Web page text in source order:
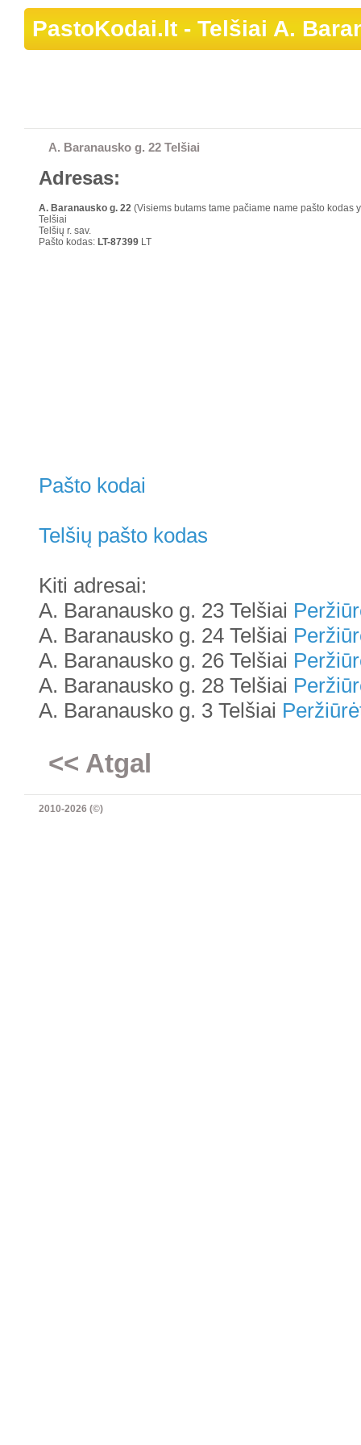
PastoKodai.lt - Telšiai A.
A. Baranausko g. 22 Telšiai
Adresas:
A. Baranausko g. 22 (Visiems butams tame pačiame name pašto kodas
Telšiai
Telšių r. sav.
Pašto kodas: LT-87399 LT
Pašto kodai
Telšių pašto kodas
Kiti adresai:
A. Baranausko g. 23 Telšiai
A. Baranausko g. 24 Telšiai
A. Baranausko g. 26 Telšiai
A. Baranausko g. 28 Telšiai
A. Baranausko g. 3 Telšiai
<< Atgal
2010-2026 (©)